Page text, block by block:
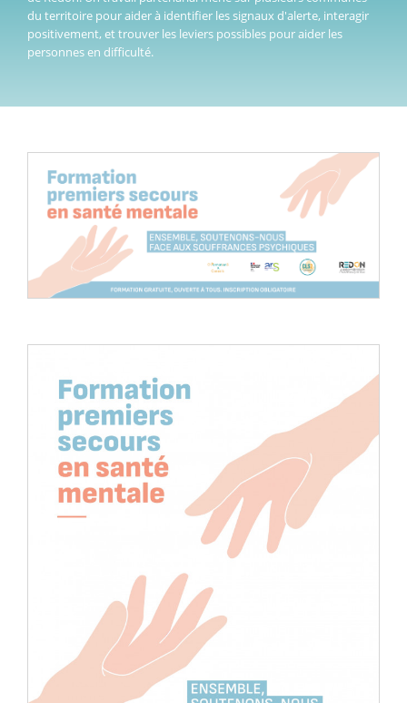
du territoire pour aider à identifier les signaux d'alerte, interagir
positivement, et trouver les leviers possibles pour aider les
personnes en difficulté.